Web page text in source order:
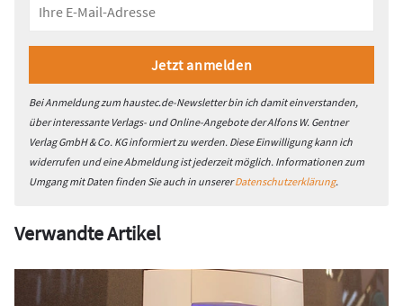
Bei Anmeldung zum haustec.de-Newsletter bin ich damit einverstanden,
über interessante Verlags- und Online-Angebote der Alfons W. Gentner
Verlag GmbH & Co. KG informiert zu werden. Diese Einwilligung kann ich
widerrufen und eine Abmeldung ist jederzeit möglich. Informationen zum
Umgang mit Daten finden Sie auch in unsererDatenschutzerklärung.
Verwandte Artikel